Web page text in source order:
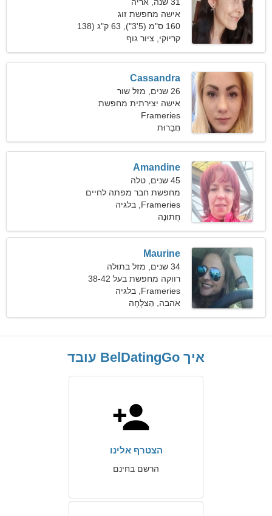
אישה מחפשת זוג
160 ס"מ (5'3"), 63 ק"ג (138
פאונד)
קריוקי, ציור גוף
Cassandra
26 שנים, מזל שור
אישה יצירתית מחפשת
אהבת אמת
Frameries
חֲבֵרוּת
Amandine
45 שנים, טלה
מחפשת חבר מפתה לחיים
Frameries, בלגיה
חֲתוּנָה
Maurine
34 שנים, מזל בתולה
רווקה מחפשת בעל 38-42
Frameries, בלגיה
אהבה, הַצלָחָה
איך BelDatingGo עובד
הצטרף אלינו
הרשם בחינם